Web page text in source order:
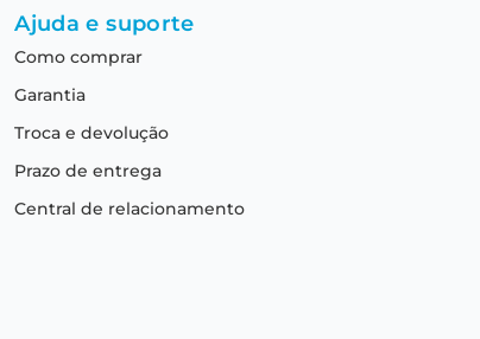
Ajuda e suporte
Como comprar
Garantia
Troca e devolução
Prazo de entrega
Central de relacionamento